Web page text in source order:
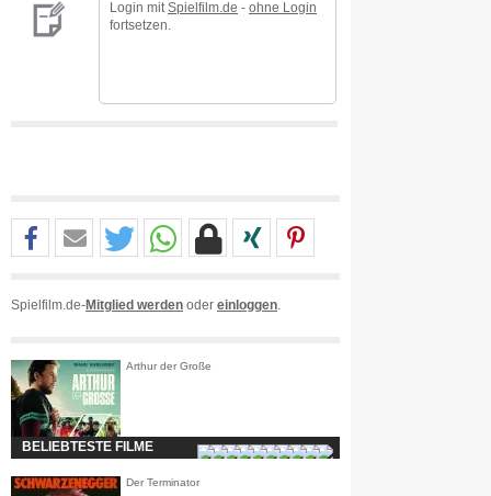
Login mit Spielfilm.de - ohne Login
fortsetzen.
Spielfilm.de-Mitglied werden oder einloggen
Arthur der Große
BELIEBTESTE FILME
Der Terminator